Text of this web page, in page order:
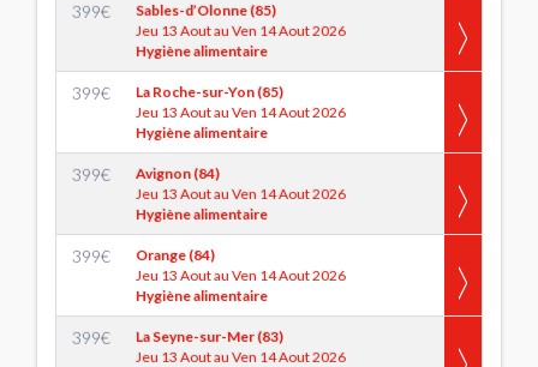
399€
Sables-d’Olonne (85)
Jeu 13 Aout au Ven 14 Aout 2026
Hygiène alimentaire
399€
La Roche-sur-Yon (85)
Jeu 13 Aout au Ven 14 Aout 2026
Hygiène alimentaire
399€
Avignon (84)
Jeu 13 Aout au Ven 14 Aout 2026
Hygiène alimentaire
399€
Orange (84)
Jeu 13 Aout au Ven 14 Aout 2026
Hygiène alimentaire
399€
La Seyne-sur-Mer (83)
Jeu 13 Aout au Ven 14 Aout 2026